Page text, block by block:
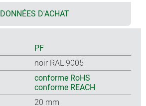
DONNÉES D'ACHAT
PF
noir RAL 9005
conforme RoHS
conforme REACH
20 mm